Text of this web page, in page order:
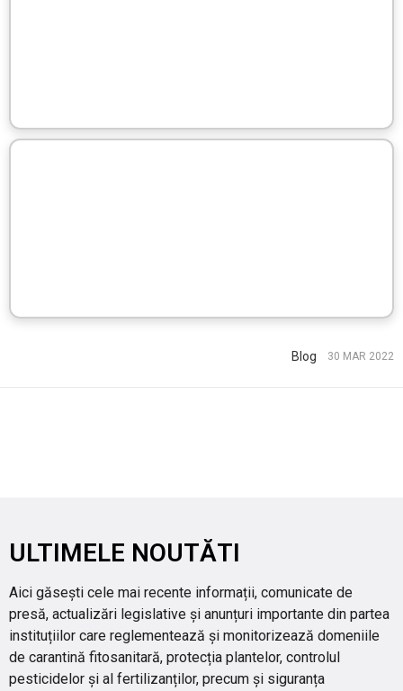
Blog 30 MAR 2022
ULTIMELE NOUTĂTI
Aici găsești cele mai recente informații, comunicate de
presă, actualizări legislative și anunțuri importante din partea
instituțiilor care reglementează și monitorizează domeniile
de carantină fitosanitară, protecția plantelor, controlul
pesticidelor și al fertilizanților, precum și siguranța